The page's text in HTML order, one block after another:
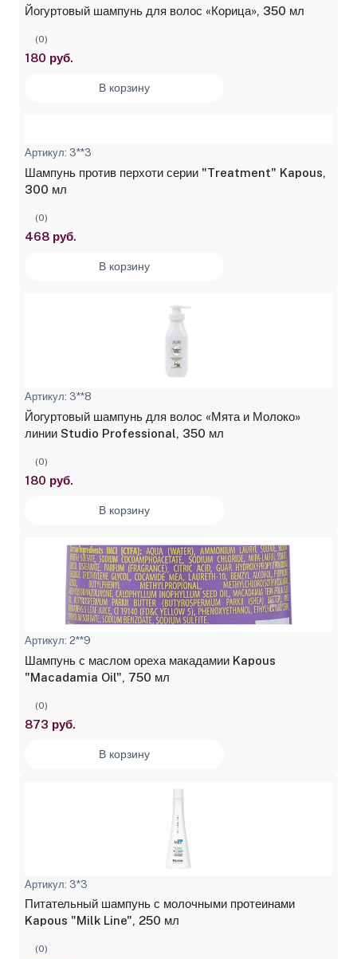
Йогуртовый шампунь для волос «Корица», 350 мл
(0)
180 руб.
В корзину
Артикул: 3**3
Шампунь против перхоти серии "Treatment" Kapous,
300 мл
(0)
468 руб.
В корзину
Артикул: 3**8
Йогуртовый шампунь для волос «Мята и Молоко»
линии Studio Professional, 350 мл
(0)
180 руб.
В корзину
Артикул: 2**9
Шампунь с маслом ореха макадамии Kapous
"Macadamia Oil", 750 мл
(0)
873 руб.
В корзину
Артикул: 3*3
Питательный шампунь с молочными протеинами
Kapous "Milk Line", 250 мл
(0)